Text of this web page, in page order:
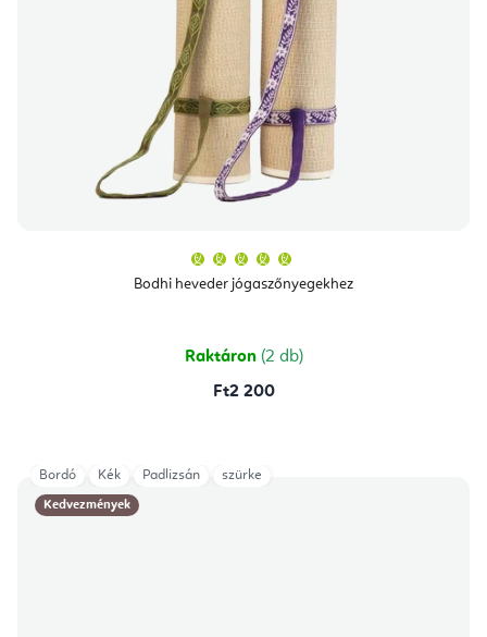
Bodhi heveder jógaszőnyegekhez
átlagos
értékelése
csillag.
Raktáron (2 db)
Ft2 200
Kedvezmények
Bordó Kék Padlizsán szürke